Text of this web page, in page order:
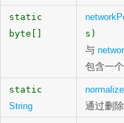
static
byte[]
s)
与
包含一
static
String
通过删